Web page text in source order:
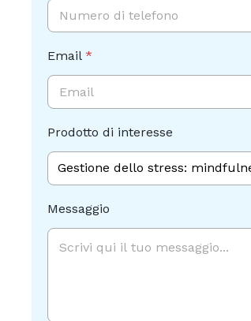
Email *
Prodotto di interesse
r
i
Messaggio